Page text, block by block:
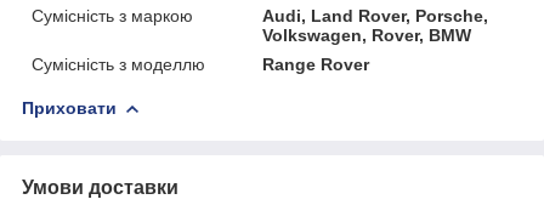
Сумісність з маркою
Audi, Land Rover, Porsche,
Volkswagen, Rover, BMW
Сумісність з моделлю
Range Rover
Приховати
Умови доставки